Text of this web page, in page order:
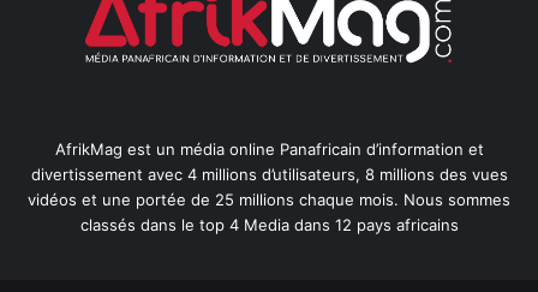
AfrikMag est un média online Panafricain d’information et
divertissement avec 4 millions d’utilisateurs, 8 millions des vues
vidéos et une portée de 25 millions chaque mois. Nous sommes
classés dans le top 4 Media dans 12 pays africains